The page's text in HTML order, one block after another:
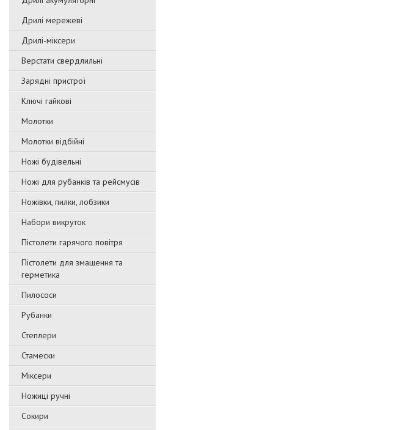
Дрилі мережеві
Дрилі-міксери
Верстати свердлильні
Зарядні пристрої
Ключі гайкові
Молотки
Молотки відбійні
Ножі будівельні
Ножі для рубанків та рейсмусів
Ножівки, пилки, лобзики
Набори викруток
Пістолети гарячого повітря
Пістолети для змащення та
герметика
Пилососи
Рубанки
Степлери
Стамески
Міксери
Ножиці ручні
Сокири